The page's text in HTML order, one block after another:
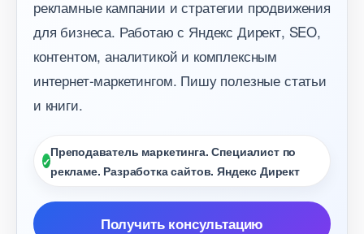
рекламные кампании и стратегии продвижения
для бизнеса. Работаю с Яндекс Директ, SEO,
контентом, аналитикой и комплексным
интернет-маркетингом. Пишу полезные статьи
и книги.
Преподаватель маркетинга. Специалист по
рекламе. Разработка сайтов. Яндекс Директ
Получить консультацию